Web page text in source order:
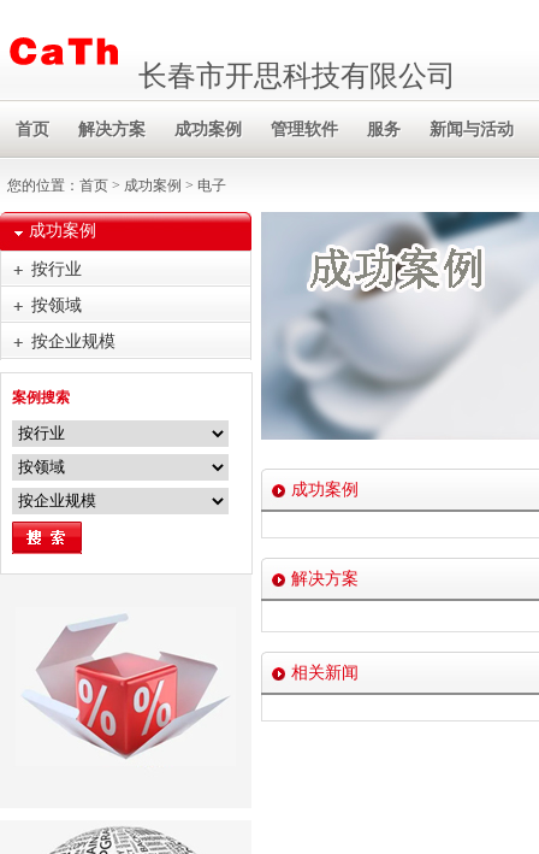
长春市开思科技有限公司
首页 解决方案 成功案例 管理软件 服务 新闻与活动
您的位置： 首页 > 成功案例 > 电子
成功案例
按行业
按领域
按企业规模
案例搜索
成功案例
解决方案
相关新闻